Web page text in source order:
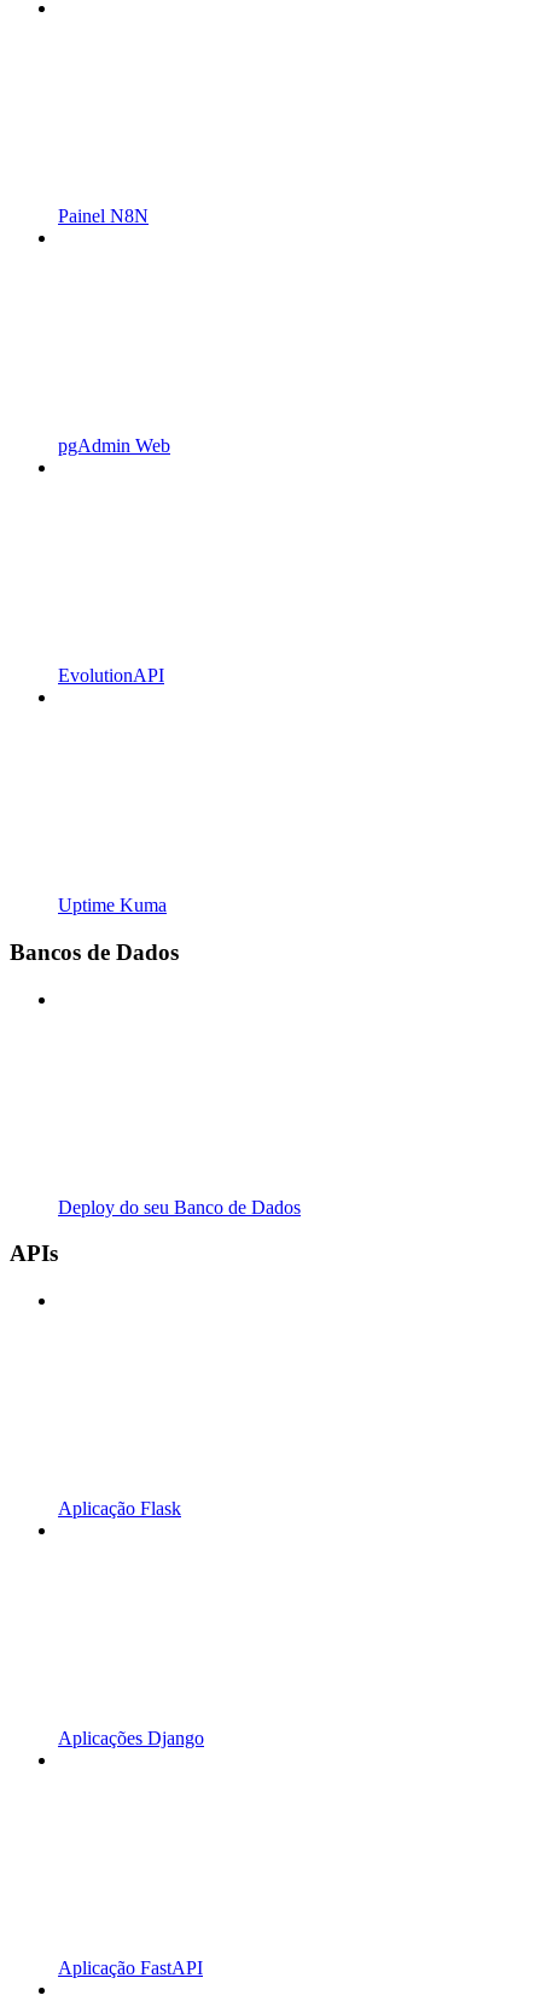
Painel N8N
pgAdmin Web
EvolutionAPI
Uptime Kuma
Bancos de Dados
Deploy do seu Banco de Dados
APIs
Aplicação Flask
Aplicações Django
Aplicação FastAPI